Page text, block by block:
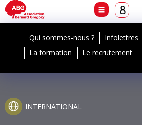
Qui sommes-nous ? Infolettres
La formation
Le recrutement
INTERNATIONAL